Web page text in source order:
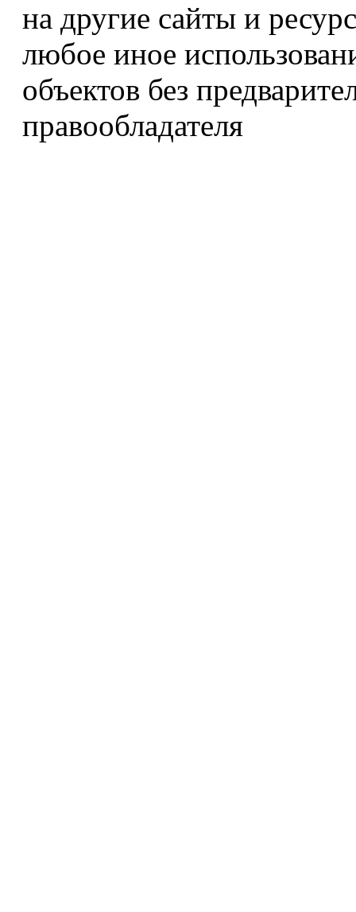
на другие сайты и
любое иное
объектов без
правообладателя